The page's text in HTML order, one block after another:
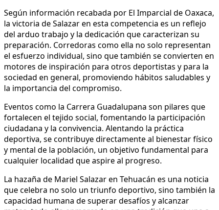
Según información recabada por El Imparcial de Oaxaca,
la victoria de Salazar en esta competencia es un reflejo
del arduo trabajo y la dedicación que caracterizan su
preparación. Corredoras como ella no solo representan
el esfuerzo individual, sino que también se convierten en
motores de inspiración para otros deportistas y para la
sociedad en general, promoviendo hábitos saludables y
la importancia del compromiso.
Eventos como la Carrera Guadalupana son pilares que
fortalecen el tejido social, fomentando la participación
ciudadana y la convivencia. Alentando la práctica
deportiva, se contribuye directamente al bienestar físico
y mental de la población, un objetivo fundamental para
cualquier localidad que aspire al progreso.
La hazaña de Mariel Salazar en Tehuacán es una noticia
que celebra no solo un triunfo deportivo, sino también la
capacidad humana de superar desafíos y alcanzar